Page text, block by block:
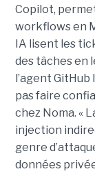
Copilot,
workflows en
IA lisent les
des tâches en
l’agent
pas faire
chez Noma. «
injection
genre
données